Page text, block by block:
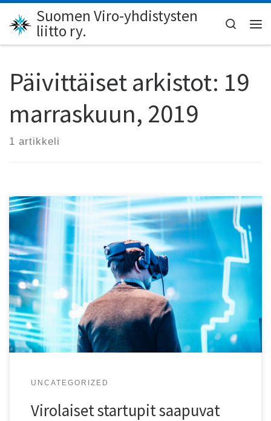
Skip to content
Suomen Viro-yhdistysten
liitto ry.
Search
Päivittäiset arkistot: 19
marraskuun, 2019
1 artikkeli
Slush Helsinki Messukeskuksessa 21.-22.11.2019.
UNCATEGORIZED
Virolaiset startupit saapuvat